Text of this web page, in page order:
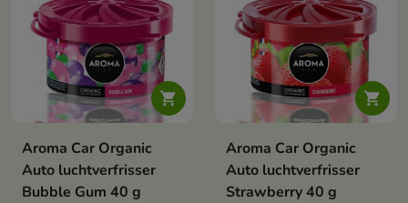

Aroma Car Organic
Auto luchtverfrisser
Bubble Gum 40 g

Aroma Car Organic
Auto luchtverfrisser
Strawberry 40 g